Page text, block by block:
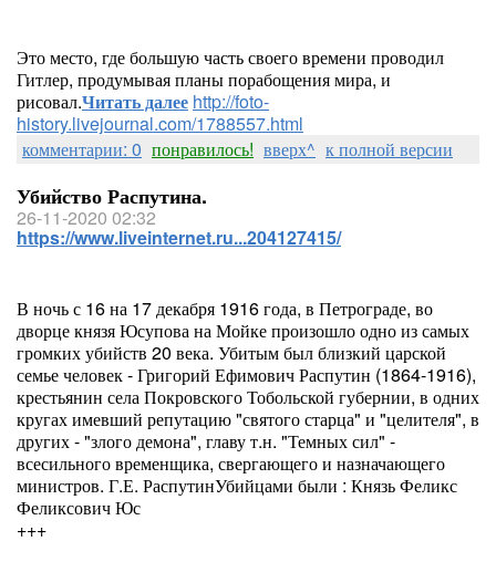
Это место, где большую часть своего времени проводил
Гитлер, продумывая планы порабощения мира, и
рисовал.Читать далее http://foto-
history.livejournal.com/1788557.html
комментарии: 0 понравилось! вверх^ к полной версии
Убийство Распутина.
26-11-2020 02:32
https://www.liveinternet.ru...204127415/
В ночь с 16 на 17 декабря 1916 года, в Петрограде, во
дворце князя Юсупова на Мойке произошло одно из самых
громких убийств 20 века. Убитым был близкий царской
семье человек - Григорий Ефимович Распутин (1864-1916),
крестьянин села Покровского Тобольской губернии, в одних
кругах имевший репутацию "святого старца" и "целителя", в
других - "злого демона", главу т.н. "Темных сил" -
всесильного временщика, свергающего и назначающего
министров. Г.Е. РаспутинУбийцами были : Князь Феликс
Феликсович Юс
+++